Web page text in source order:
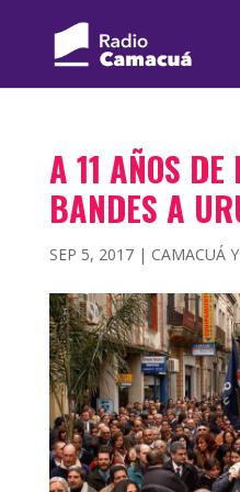
A 11 AÑOS
BANDES A
SEP 5, 2017| CAMACUÁ